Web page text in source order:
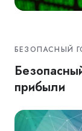
БЕЗОПАСНЫЙ
прибыли